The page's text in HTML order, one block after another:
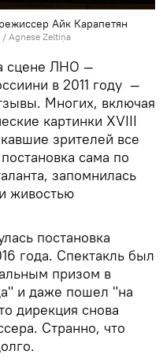
Айк Карапетян
Agnese Zeltiņa
сцене ЛНО —
в 2011 году —
Многих, включая
картинки XVIII
зрителей все
сама по
запомнилась
живостью
постановка
года. Спектакль был
призом в
и даже пошел "на
дирекция снова
Странно, что